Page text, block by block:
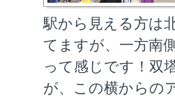
駅から見える方は
てますが、一方南
って感じです！双
が、この横からの